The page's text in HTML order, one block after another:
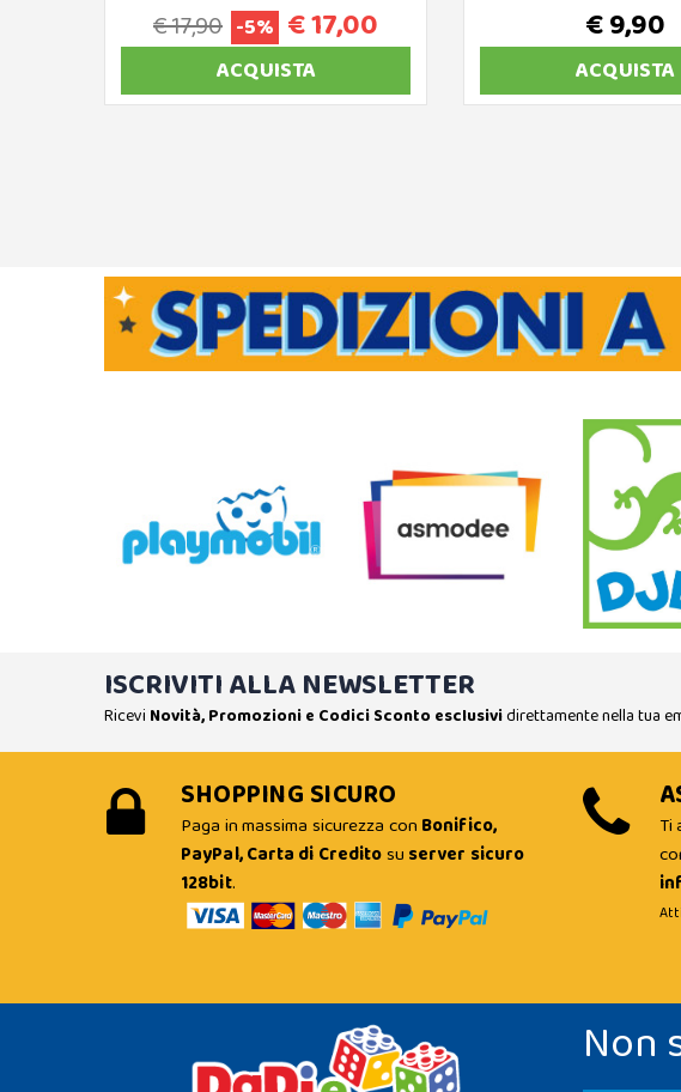
€ 17,90 -5% € 17,00
ACQUISTA
€ 9,90
ACQUISTA
ISCRIVITI ALLA NEWSLETTER
Ricevi Novità, Promozioni e Codici Sconto esclusividirettamente nella tua
SHOPPING SICURO
Paga in massima sicurezza con Bonifico,
PayPal, Carta di Creditosu server sicuro
128bit.
Ti
Non